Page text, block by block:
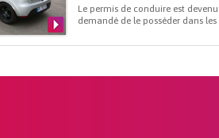
Le permis de conduire est
demandé de le posséder dans